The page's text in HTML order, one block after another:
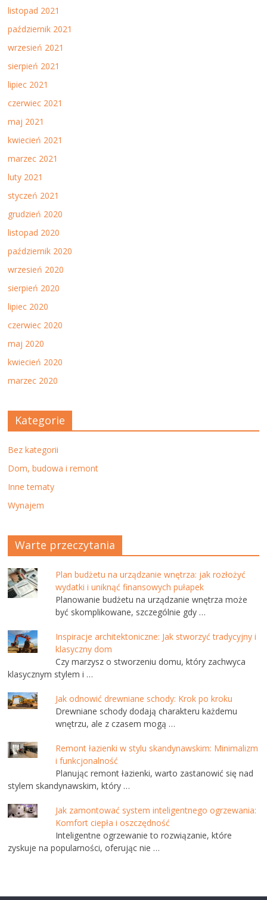
listopad 2021
październik 2021
wrzesień 2021
sierpień 2021
lipiec 2021
czerwiec 2021
maj 2021
kwiecień 2021
marzec 2021
luty 2021
styczeń 2021
grudzień 2020
listopad 2020
październik 2020
wrzesień 2020
sierpień 2020
lipiec 2020
czerwiec 2020
maj 2020
kwiecień 2020
marzec 2020
Kategorie
Bez kategorii
Dom, budowa i remont
Inne tematy
Wynajem
Warte przeczytania
Plan budżetu na urządzanie wnętrza: jak rozłożyć
wydatki i uniknąć finansowych pułapek
Planowanie budżetu na urządzanie wnętrza może
być skomplikowane, szczególnie gdy …
Inspiracje architektoniczne: Jak stworzyć tradycyjny i
klasyczny dom
Czy marzysz o stworzeniu domu, który zachwyca
klasycznym stylem i …
Jak odnowić drewniane schody: Krok po kroku
Drewniane schody dodają charakteru każdemu
wnętrzu, ale z czasem mogą …
Remont łazienki w stylu skandynawskim: Minimalizm
i funkcjonalność
Planując remont łazienki, warto zastanowić się nad
stylem skandynawskim, który …
Jak zamontować system inteligentnego ogrzewania:
Komfort ciepła i oszczędność
Inteligentne ogrzewanie to rozwiązanie, które
zyskuje na popularności, oferując nie …